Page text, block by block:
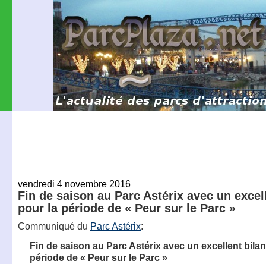
vendredi 4 novembre 2016
Fin de saison au Parc Astérix avec un
pour la période de « Peur sur le Parc »
Communiqué du Parc Astérix:
Fin de saison au Parc Astérix avec un excellent
période de « Peur sur le Parc »